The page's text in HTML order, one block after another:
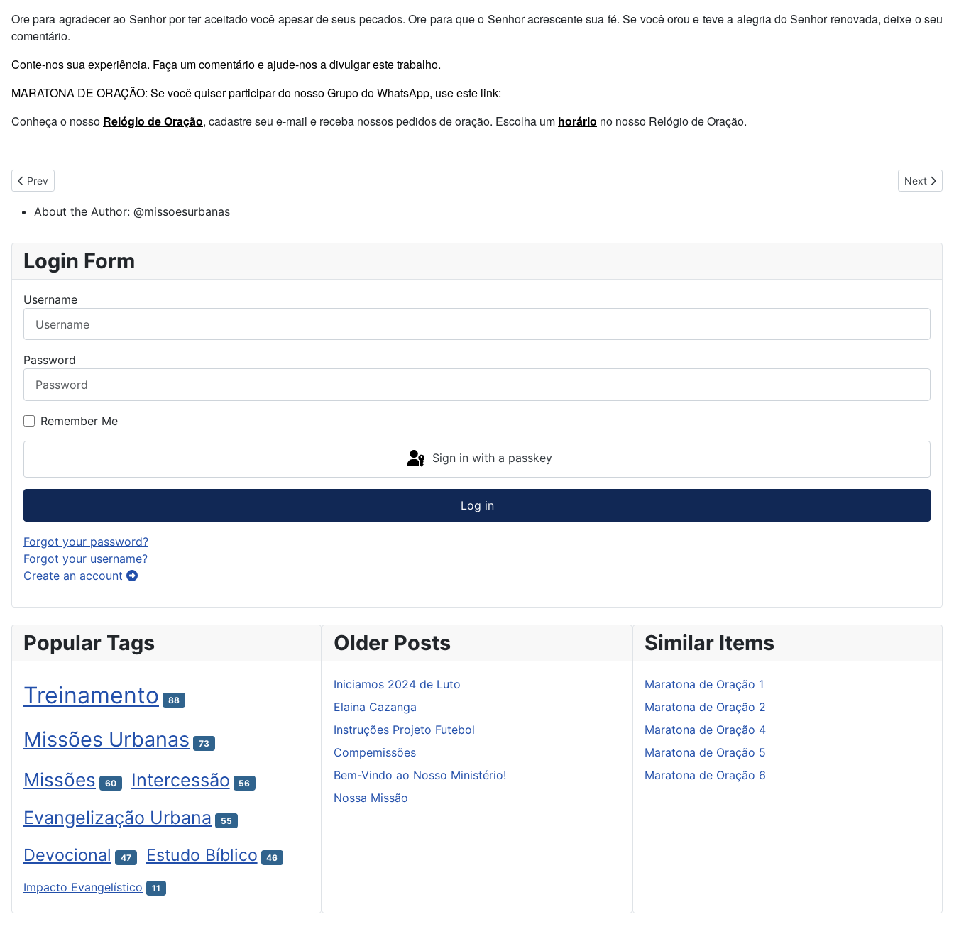
Ore para agradecer ao Senhor por ter aceitado você apesar de seus pecados. Ore para que o Senhor acrescente sua fé. Se você orou e teve a alegria do Senhor renovada, deixe o seu
comentário.
Conte-nos sua experiência. Faça um comentário e ajude-nos a divulgar este trabalho.
MARATONA DE ORAÇÃO: Se você quiser participar do nosso Grupo do WhatsApp, use este link:
Conheça o nosso Relógio de Oração, cadastre seu e-mail e receba nossos pedidos de oração. Escolha um horário no nosso Relógio de Oração.
Previous article: Maratona de Oração 2
Prev Next
Next
About the Author: @missoesurbanas
Login Form
Username
Password
Remember Me
Sign in with a passkey
Log in
Forgot your password?
Forgot your username?
Create an account
Popular Tags
Treinamento 88
Missões Urbanas 73
Missões 60 Intercessão 56
Evangelização Urbana 55
Devocional 47 Estudo Bíblico 46
Impacto Evangelístico 11
Older Posts
Iniciamos 2024 de Luto
Elaina Cazanga
Instruções Projeto Futebol
Compemissões
Bem-Vindo ao Nosso Ministério!
Nossa Missão
Similar Items
Maratona de Oração 1
Maratona de Oração 2
Maratona de Oração 4
Maratona de Oração 5
Maratona de Oração 6